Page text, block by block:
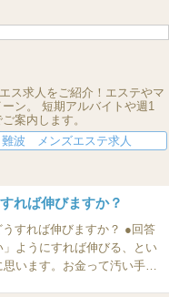
トや週1
案内します。
難波 メンズエステ求人
れば伸びますか？
れば伸びますか？ ●回答
」ようにすれば伸びる、とい
います。お金って汚い手段
部下にパワハラまがいのこ